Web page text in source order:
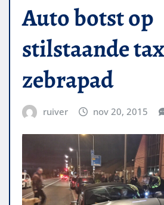
Auto botst op
stilstaande
zebrapad
ruiver nov 20, 2015